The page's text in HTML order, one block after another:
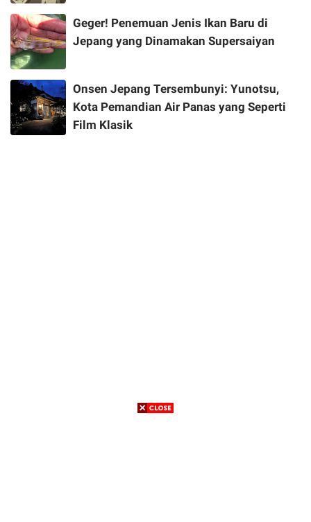
Geger! Penemuan Jenis Ikan Baru di
Jepang yang Dinamakan Supersaiyan
Onsen Jepang Tersembunyi: Yunotsu,
Kota Pemandian Air Panas yang Seperti
Film Klasik